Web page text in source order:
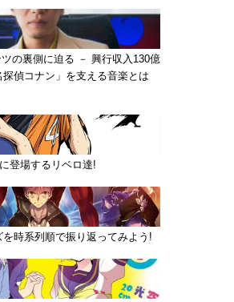
の裏側に迫る － 興行収入130億
探偵コナン」を支える音楽とは
登場するリベロ達!
を時系列順で振り返ってみよう!